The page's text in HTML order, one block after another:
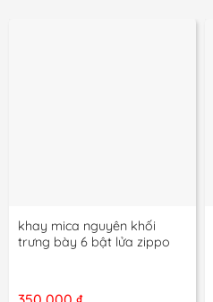
khay mica nguyên khối
trưng bày 6 bật lửa zippo